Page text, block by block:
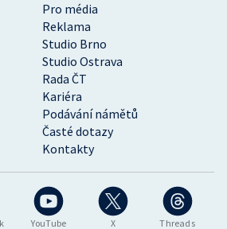
YouTube X Threads
Pro média
Reklama
Studio Brno
Studio Ostrava
Rada ČT
Kariéra
Podávání námětů
Časté dotazy
Kontakty